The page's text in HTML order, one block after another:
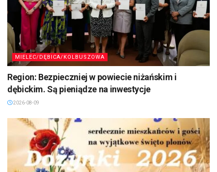
MIELEC/DĘBICA/KOLBUSZOWA
Region: Bezpieczniej w powiecie niżańskim i
dębickim. Są pieniądze na inwestycje
2026-08-09